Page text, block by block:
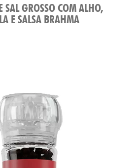
SAL GROSSO COM ALHO,
E SALSA BRAHMA